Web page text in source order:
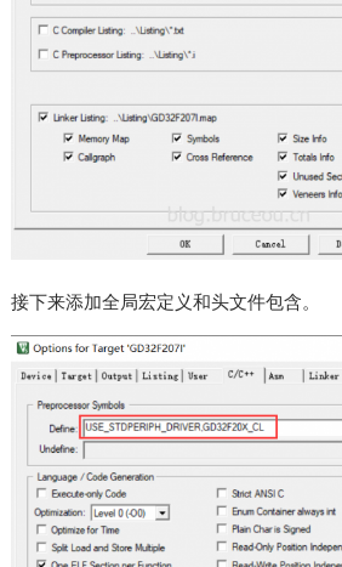
接下来添加全局宏定义和头文件包含。